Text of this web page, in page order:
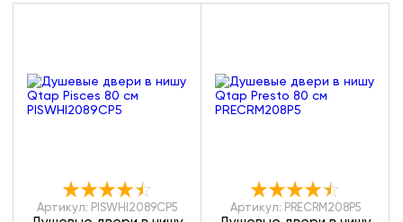
Артикул: PISWHI2089CP5 Артикул: PRECRM208P5